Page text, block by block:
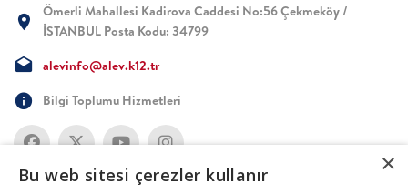
Ömerli Mahallesi Kadirova Caddesi No:56 Çekmeköy /
İSTANBUL Posta Kodu: 34799
alevinfo@alev.k12.tr
Bilgi Toplumu Hizmetleri
×
Bu web sitesi çerezler kullanır